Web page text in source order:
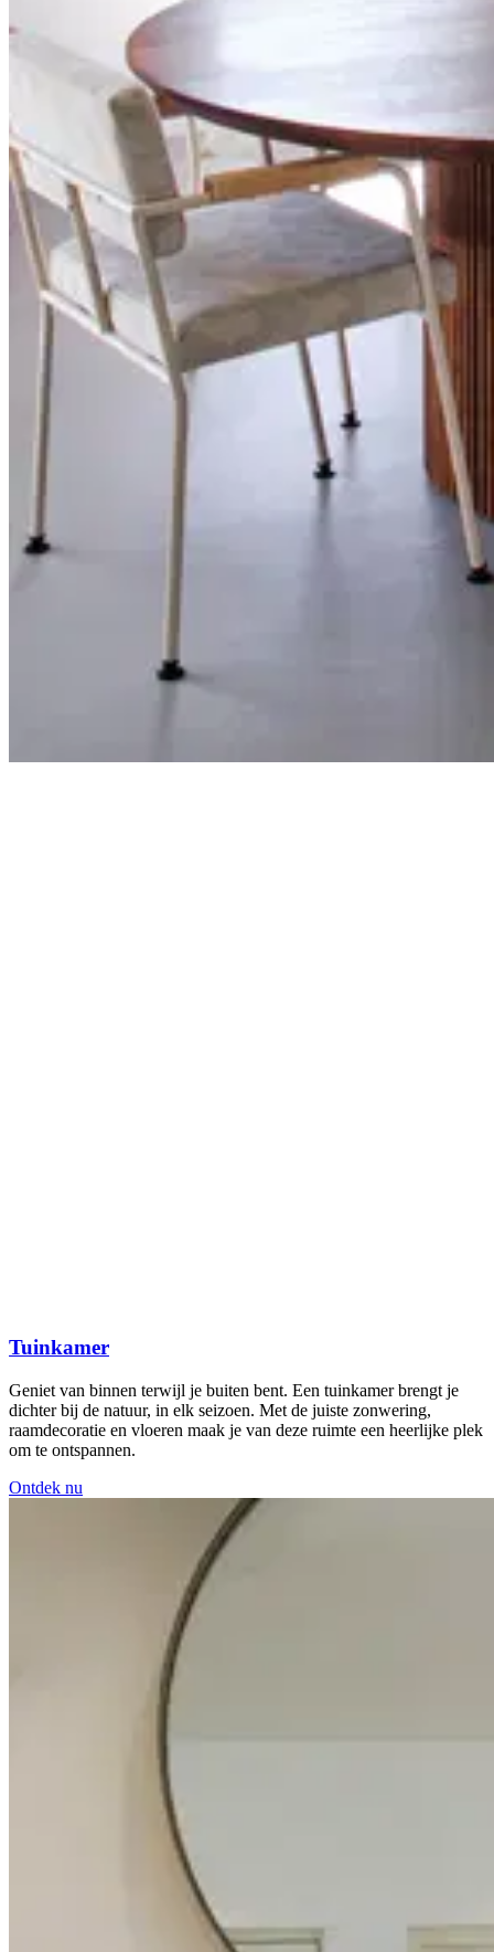
Tuinkamer
Geniet van binnen terwijl je buiten bent. Een tuinkamer brengt je
dichter bij de natuur, in elk seizoen. Met de juiste zonwering,
raamdecoratie en vloeren maak je van deze ruimte een heerlijke plek
om te ontspannen.
Ontdek nu